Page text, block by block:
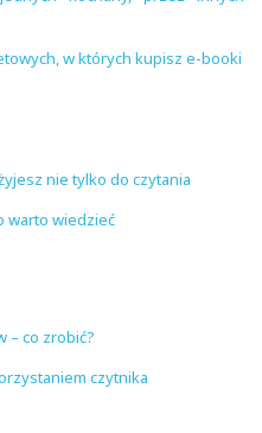
w których kupisz e-booki
nie tylko do czytania
warto wiedzieć
– co zrobić?
czytnika